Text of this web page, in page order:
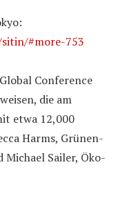
#more-753
Conference
die am
etwa 12,000
Harms, Grünen-
Sailer, Öko-